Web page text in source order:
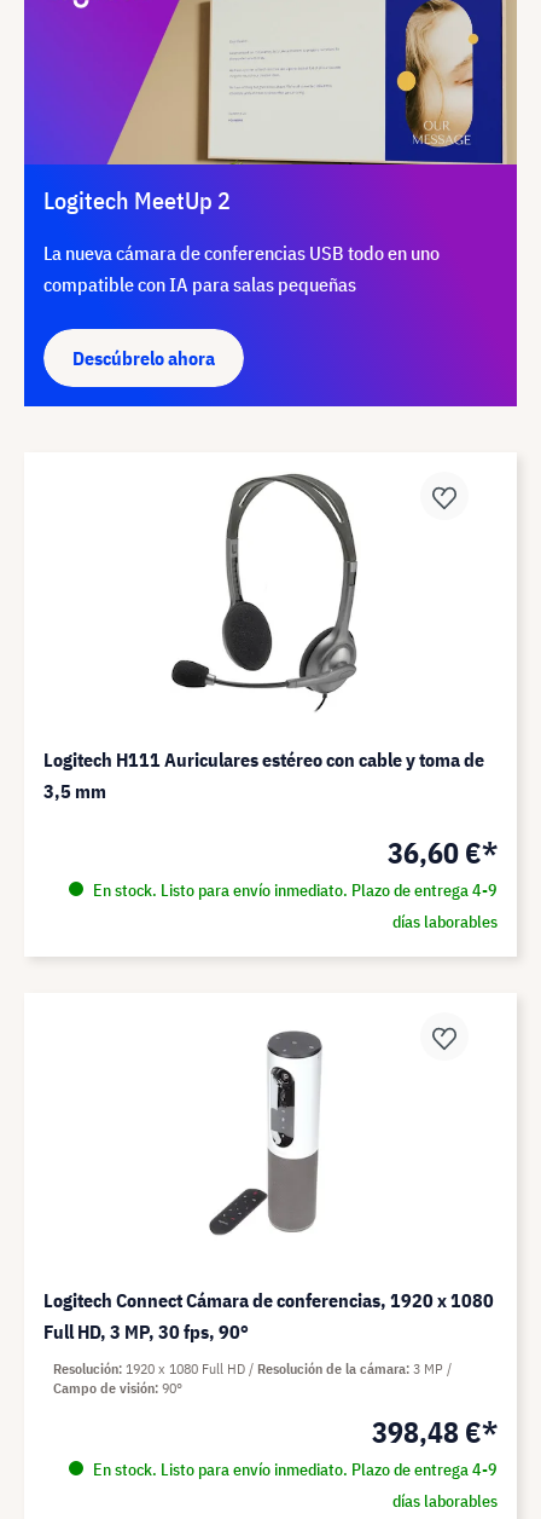
Logitech MeetUp 2
La nueva cámara de conferencias USB todo en uno
compatible con IA para salas pequeñas
Descúbrelo ahora
Logitech H111 Auriculares estéreo con cable y toma de
3,5 mm
36,60 €*
En stock. Listo para envío inmediato. Plazo de entrega 4-9
días laborables
Logitech Connect Cámara de conferencias, 1920 x 1080
Full HD, 3 MP, 30 fps, 90°
398,48 €*
En stock. Listo para envío inmediato. Plazo de entrega 4-9
días laborables
Resolución 1920 x 1080 Full HD Resolución de la cámara 3 MP
Campo de visión 90°